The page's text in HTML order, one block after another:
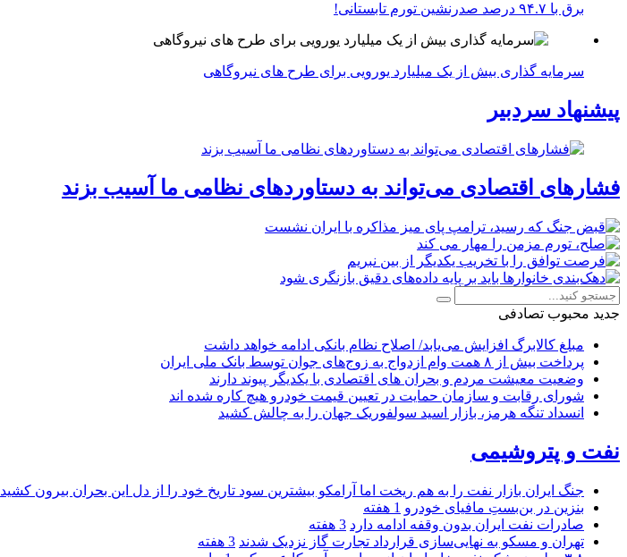
برق با ۹۴.۷ درصد صدرنشین تورم تابستانی!
سرمایه گذاری بیش از یک میلیارد یورویی برای طرح های نیروگاهی
پیشنهاد سردبیر
فشارهای اقتصادی می‌تواند به دستاوردهای نظامی ما آسیب بزند
جدید محبوب تصادفی
مبلغ کالابرگ افزایش می‌یابد/ اصلاح نظام بانکی ادامه خواهد داشت
پرداخت بیش از ۸ همت وام ازدواج به زوج‌های جوان توسط بانک ملی ایران
وضعیت معیشت مردم و بحران های اقتصادی با یکدیگر پیوند دارند
شورای رقابت و سازمان حمایت در تعیین قیمت خودرو هیچ کاره شده اند
انسداد تنگه هرمز، بازار اسید سولفوریک جهان را به چالش کشید
نفت و پتروشیمی
جنگ ایران بازار نفت را به هم ریخت اما آرامکو بیشترین سود تاریخ خود را از دل این بحران بیرون کشید
بنزین در بن‌بستِ مافیای خودرو 1 هفته
صادرات نفت ایران بدون وقفه ادامه دارد 3 هفته
تهران و مسکو به نهایی‌سازی قرارداد تجارت گاز نزدیک شدند 3 هفته